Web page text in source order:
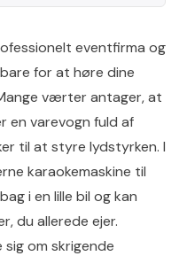
eventfirma og
for at høre dine
værter antager, at
en varevogn fuld af
til at styre lydstyrken. I
karaokemaskine til
i en lille bil og kan
du allerede ejer.
om skrigende